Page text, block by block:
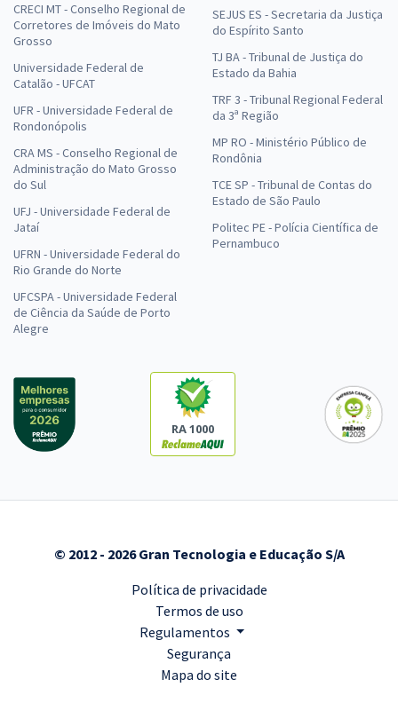
CRECI MT - Conselho Regional de
Corretores de Imóveis do Mato
Grosso
Universidade Federal de
Catalão - UFCAT
UFR - Universidade Federal de
Rondonópolis
CRA MS - Conselho Regional de
Administração do Mato Grosso
do Sul
UFJ - Universidade Federal de
Jataí
UFRN - Universidade Federal do
Rio Grande do Norte
UFCSPA - Universidade Federal
de Ciência da Saúde de Porto
Alegre
SEJUS ES - Secretaria da Justiça
do Espírito Santo
TJ BA - Tribunal de Justiça do
Estado da Bahia
TRF 3 - Tribunal Regional Federal
da 3ª Região
MP RO - Ministério Público de
Rondônia
TCE SP - Tribunal de Contas do
Estado de São Paulo
Politec PE - Polícia Científica de
Pernambuco
RA 1000
© 2012 - 2026 Gran Tecnologia e Educação S/A
Política de privacidade
Termos de uso
Regulamentos
Segurança
Mapa do site